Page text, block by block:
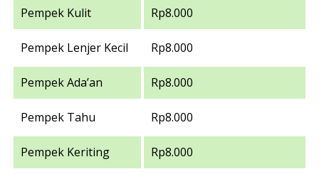
Pempek Kulit Rp8.000
Pempek Lenjer Kecil Rp8.000
Pempek Ada’an Rp8.000
Pempek Tahu Rp8.000
Pempek Keriting Rp8.000